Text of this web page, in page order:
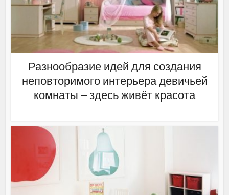
Разнообразие идей для создания
неповторимого интерьера девичьей
комнаты – здесь живёт красота